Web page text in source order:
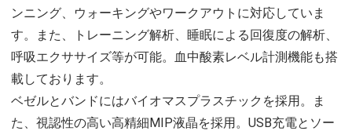
ンニング、ウォーキングやワークアウトに対応していま
す。また、トレーニング解析、睡眠による回復度の解析、
呼吸エクササイズ等が可能。血中酸素レベル計測機能も搭
載しております。
ベゼルとバンドにはバイオマスプラスチックを採用。ま
た、視認性の高い高精細MIP液晶を採用。USB充電とソー